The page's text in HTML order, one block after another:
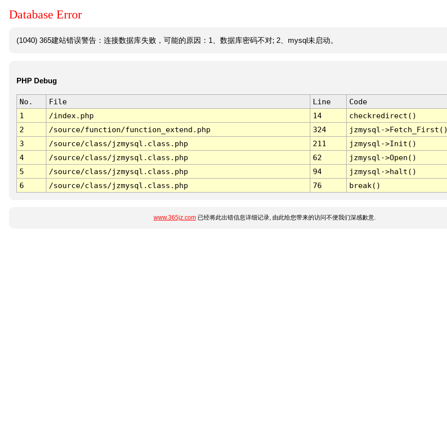
Database Error
(1040) 365建站错误警告：连接数据库失败，可能的原因：1、数据库密码不对; 2、mysql未启动。
PHP Debug
No. File Line
Code
1
/index.php 14
checkredirect()
2
/source/function/function_extend.php 324
jzmysql-
3
/source/class/jzmysql.class.php 211
jzmysql->Init()
4
/source/class/jzmysql.class.php 62
jzmysql->Open()
5
/source/class/jzmysql.class.php 94
jzmysql->halt()
6
/source/class/jzmysql.class.php 76 break()
www.365jz.com已经将此出错信息详细记录, 由此给您带来的访问不便我们深感歉意.